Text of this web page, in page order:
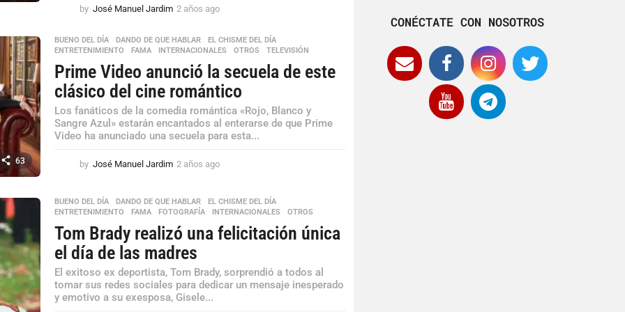
by José Manuel Jardim 2 años ago
ñ
o
a
g
o
63
BUENO DEL DÍA ,DANDO DE QUE HABLAR ,EL CHISME DEL DÍA
ENTRETENIMIENTO
,FAMA ,INTERNACIONALES ,OTROS ,TELEVISIÓN
Prime Video anunció la secuela de este
clásico del cine romántico
Los fanáticos de la comedia romántica «Rojo, Blanco y
Sangre Azul» estarán encantados al enterarse de que Prime
Video ha anunciado una secuela para esta...
by José Manuel Jardim 2 años ago
o
s
a
g
BUENO DEL DÍA ,DANDO DE QUE HABLAR ,EL CHISME DEL DÍA
ENTRETENIMIENTO
,FAMA ,FOTOGRAFÍA ,INTERNACIONALES ,OTROS
Tom Brady realizó una felicitación única
el día de las madres
El exitoso ex deportista, Tom Brady, sorprendió a todos al
tomar sus redes sociales para dedicar un mensaje inesperado
y emotivo a su exesposa, Gisele...
CONÉCTATE CON NOSOTROS